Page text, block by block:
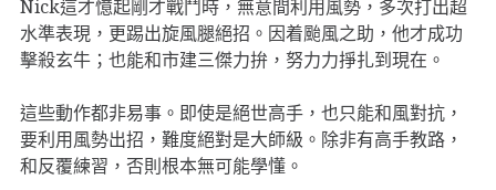
Nick這才憶起剛才戰鬥時，無意間利用風勢，多次打出超
水準表現，更踢出旋風腿絕招。因着颱風之助，他才成功
擊殺玄牛；也能和市建三傑力拚，努力力掙扎到現在。
這些動作都非易事。即使是絕世高手，也只能和風對抗，
要利用風勢出招，難度絕對是大師級。除非有高手教路，
和反覆練習，否則根本無可能學懂。